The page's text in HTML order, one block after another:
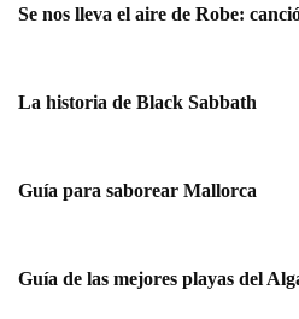
Se nos lleva el aire de Robe:
La historia de Black Sabbath
Guía para saborear Mallorca
Guía de las mejores playas del